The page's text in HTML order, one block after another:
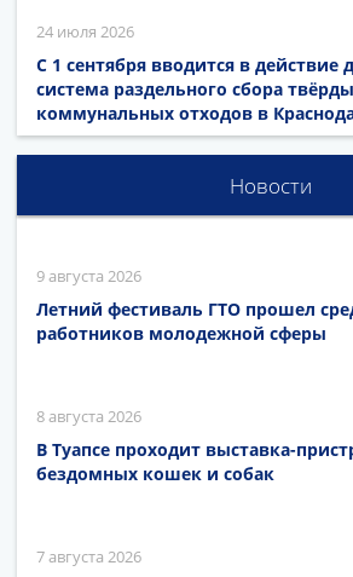
24 июля 2026
С 1 сентября вводится в действие
система раздельного сбора
коммунальных отходов в
Новости
9 августа 2026
Летний фестиваль ГТО прошел
работников молодежной сферы
8 августа 2026
В Туапсе проходит выставка-
бездомных кошек и собак
7 августа 2026